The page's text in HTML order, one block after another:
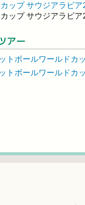
ップ サウジアラビ
ップ サウジアラビ
アー
トボールワールドカ
トボールワールドカ